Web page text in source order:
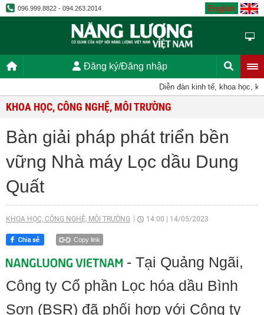
096.999.8822 - 094.263.2014 English
Đăng ký/Đăng nhập
Diễn đàn kinh tế, khoa học, kỹ
KHOA HỌC, CÔNG NGHỆ, MÔI TRƯỜNG
Bàn giải pháp phát triển bền
vững Nhà máy Lọc dầu Dung
Quất
KHOA HỌC, CÔNG NGHỆ, MÔI TRƯỜNG 14:00 14/05/2023
Copy link
- Tại Quảng Ngãi,
Công ty Cổ phần Lọc hóa dầu Bình
Sơn (BSR) đã phối hợp với Công ty